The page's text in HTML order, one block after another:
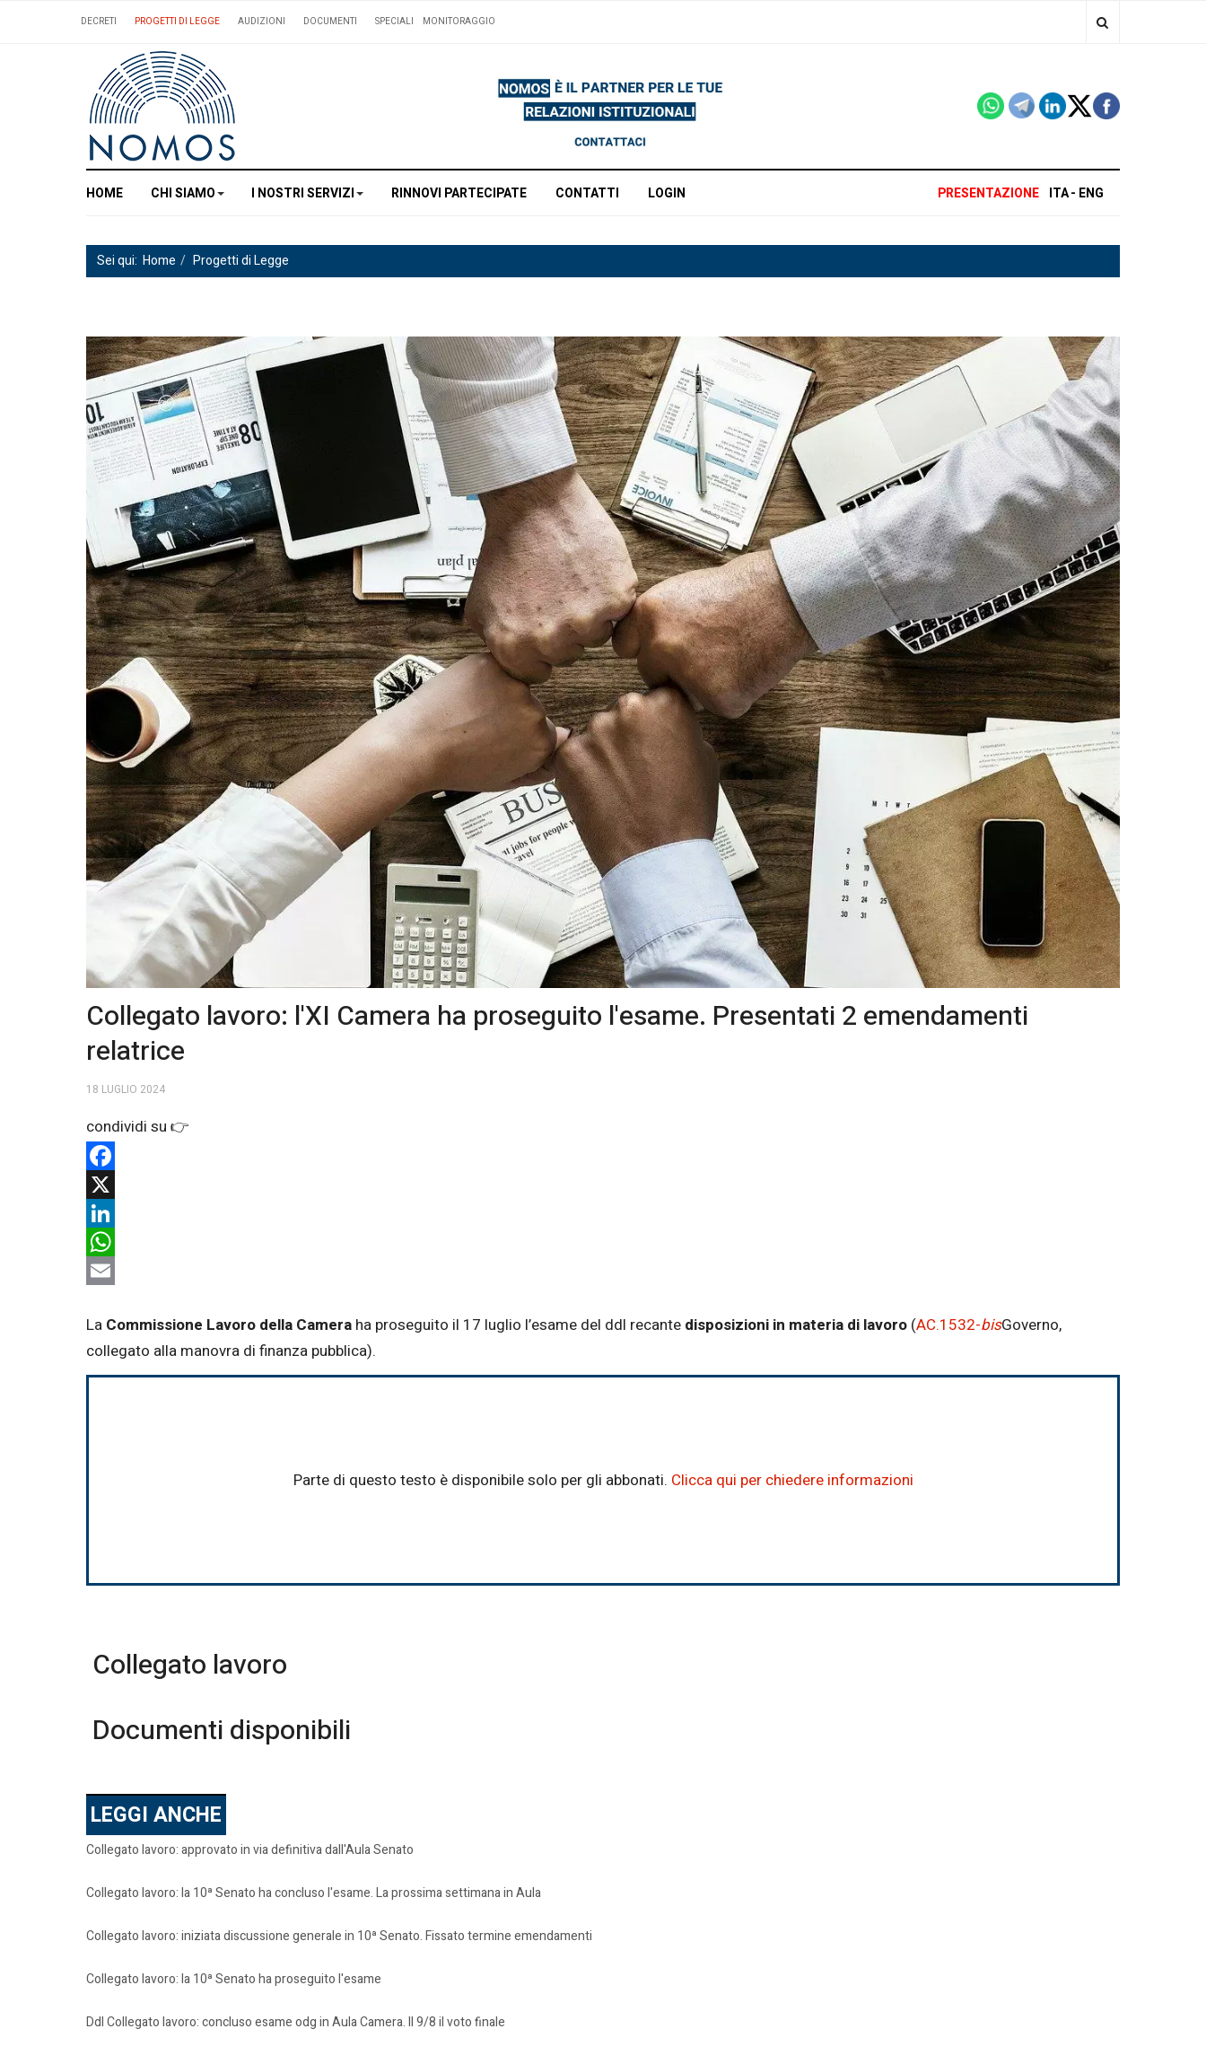
DECRETI PROGETTI DI LEGGE AUDIZIONI DOCUMENTI SPECIALI MONITORAGGIO
HOME CHI SIAMO I NOSTRI SERVIZI RINNOVI PARTECIPATE CONTATTI LOGIN PRESENTAZIONE ITA ENG
Sei qui: Home Progetti di Legge
Collegato lavoro: l'XI Camera ha proseguito l'esame. Presentati 2 emendamenti
relatrice
18 LUGLIO 2024
Facebook
X
LinkedIn
WhatsApp
La Commissione Lavoro della Camera ha proseguito il 17 luglio l’esame del ddl recante disposizioni in materia di lavoro (AC.1532-bisGoverno,
collegato alla manovra di finanza pubblica).
Parte di questo testo è disponibile solo per gli abbonati. Clicca qui per chiedere informazioni
Collegato lavoro
Documenti disponibili
LEGGI ANCHE
Collegato lavoro: approvato in via definitiva dall'Aula Senato
Collegato lavoro: la 10ª Senato ha concluso l'esame. La prossima settimana in Aula
Collegato lavoro: iniziata discussione generale in 10ª Senato. Fissato termine emendamenti
Collegato lavoro: la 10ª Senato ha proseguito l'esame
Ddl Collegato lavoro: concluso esame odg in Aula Camera. Il 9/8 il voto finale